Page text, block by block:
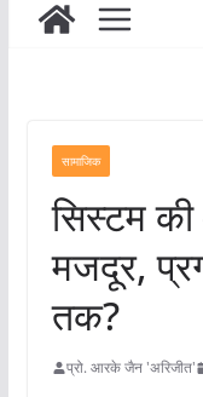
सामाजिक
सिस्टम
मजदूर,
तक?
प्रो. आरके जैन 'अरिजीत'